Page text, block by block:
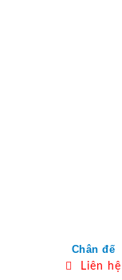
Chân đế
Liên hệ